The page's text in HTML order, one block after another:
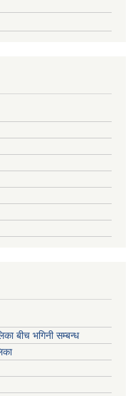
बीच भगिनी सम्बन्ध